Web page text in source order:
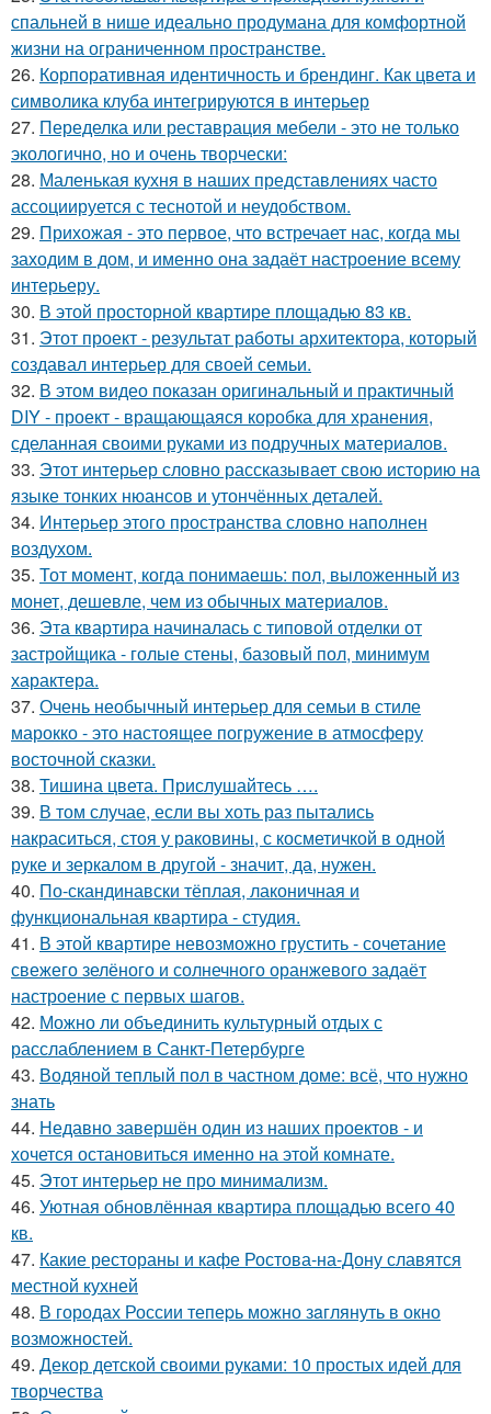
спальней в нише идеально продумана для комфортной
жизни на ограниченном пространстве.
26. Корпоративная идентичность и брендинг. Как цвета и
символика клуба интегрируются в интерьер
27. Переделка или реставрация мебели - это не только
экологично, но и очень творчески:
28. Маленькая кухня в наших представлениях часто
ассоциируется с теснотой и неудобством.
29. Прихожая - это первое, что встречает нас, когда мы
заходим в дом, и именно она задаёт настроение всему
интерьеру.
30. В этой просторной квартире площадью 83 кв.
31. Этот проект - результат работы архитектора, который
создавал интерьер для своей семьи.
32. В этом видео показан оригинальный и практичный
DIY - проект - вращающаяся коробка для хранения,
сделанная своими руками из подручных материалов.
33. Этот интерьер словно рассказывает свою историю на
языке тонких нюансов и утончённых деталей.
34. Интерьер этого пространства словно наполнен
воздухом.
35. Тот момент, когда понимаешь: пол, выложенный из
монет, дешевле, чем из обычных материалов.
36. Эта квартира начиналась с типовой отделки от
застройщика - голые стены, базовый пол, минимум
характера.
37. Очень необычный интерьер для семьи в стиле
марокко - это настоящее погружение в атмосферу
восточной сказки.
38. Тишина цвета. Прислушайтесь ….
39. В том случае, если вы хоть раз пытались
накраситься, стоя у раковины, с косметичкой в одной
руке и зеркалом в другой - значит, да, нужен.
40. По-скандинавски тёплая, лаконичная и
функциональная квартира - студия.
41. В этой квартире невозможно грустить - сочетание
свежего зелёного и солнечного оранжевого задаёт
настроение с первых шагов.
42. Можно ли объединить культурный отдых с
расслаблением в Санкт-Петербурге
43. Водяной теплый пол в частном доме: всё, что нужно
знать
44. Недавно завершён один из наших проектов - и
хочется остановиться именно на этой комнате.
45. Этот интерьер не про минимализм.
46. Уютная обновлённая квартира площадью всего 40
кв.
47. Какие рестораны и кафе Ростова-на-Дону славятся
местной кухней
48. В городах России тепеpь можно зaглянуть в окно
возмoжностей.
49. Декор детской своими руками: 10 простых идей для
творчества